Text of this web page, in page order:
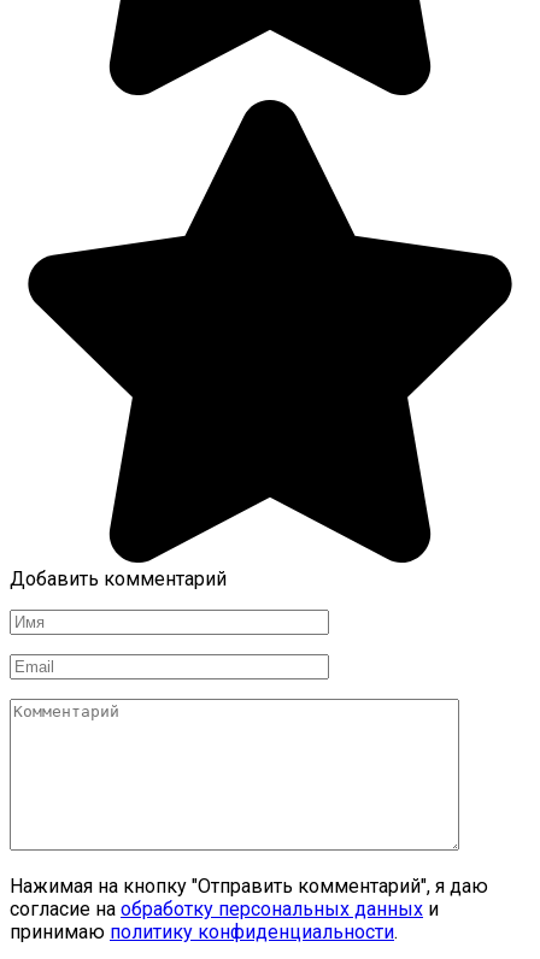
Добавить комментарий
Имя
*
Email
*
Комментарий
Нажимая на кнопку "Отправить комментарий", я даю
согласие на обработку персональных данных и
принимаю политику конфиденциальности.